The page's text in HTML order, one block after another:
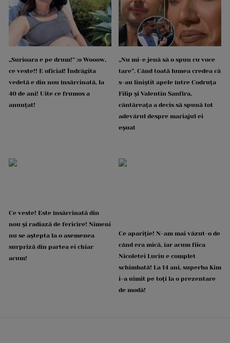
„Surioara e pe drum!” :o Wooow,
ce veste!! E oficial! Îndrăgita
vedetă e din nou însărcinată, la
40 de ani! Uite ce frumos a
anunțat!
„Nu mi-e jenă să o spun cu voce
tare”. Când toată lumea credea că
s-au liniștit apele între Codruța
Filip și Valentin Sanfira,
cântăreața a decis să spună tot
adevărul despre mariajul ei
eșuat
Ce veste! Este însărcinată din
nou și radiază de fericire! Nimeni
nu se aștepta la o asemenea
surpriză din partea ei chiar
acum!
Ce apariție! N-am mai văzut-o de
când era mică, iar acum fiica
Nicoletei Luciu e complet
schimbată! La 14 ani, superba Kim
i-a uimit pe toți la o prezentare
de modă!